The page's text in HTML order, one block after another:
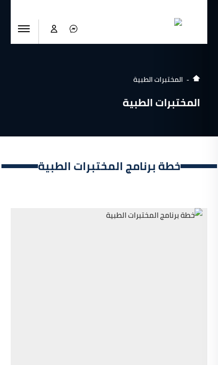
المختبرات الطبية
المختبرات الطبية
خطة برنامج المختبرات الطبية